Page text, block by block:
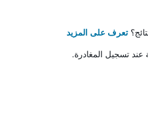
تعرف على المزيد
تسجيل المغادرة.